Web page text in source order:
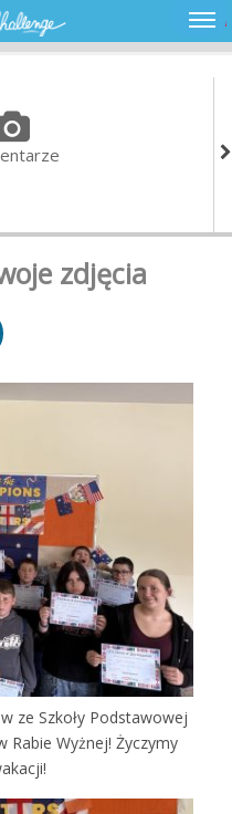
zdjęcia
ze Szkoły Podstawowej
Rabie Wyżnej! Życzymy